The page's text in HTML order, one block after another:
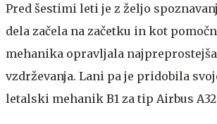
Pred šestimi leti je z željo
dela začela na začetku in kot
mehanika opravljala
vzdrževanja. Lani pa je pridobila
letalski mehanik B1 za tip Airbus